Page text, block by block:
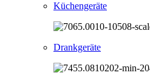
Küchengeräte
Drankgeräte